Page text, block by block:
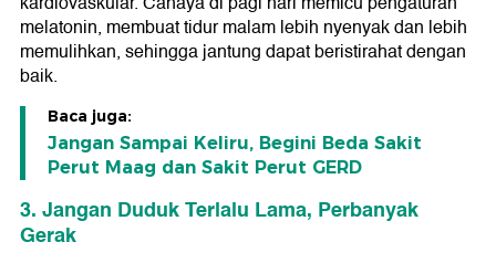
melatonin, membuat tidur malam lebih nyenyak dan lebih
memulihkan, sehingga jantung dapat beristirahat dengan
baik.
Baca juga:
Jangan Sampai Keliru, Begini Beda Sakit
Perut Maag dan Sakit Perut GERD
3. Jangan Duduk Terlalu Lama, Perbanyak
Gerak